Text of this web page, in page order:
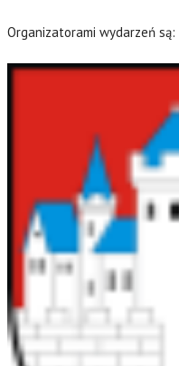
Organizatorami wydarzeń są: